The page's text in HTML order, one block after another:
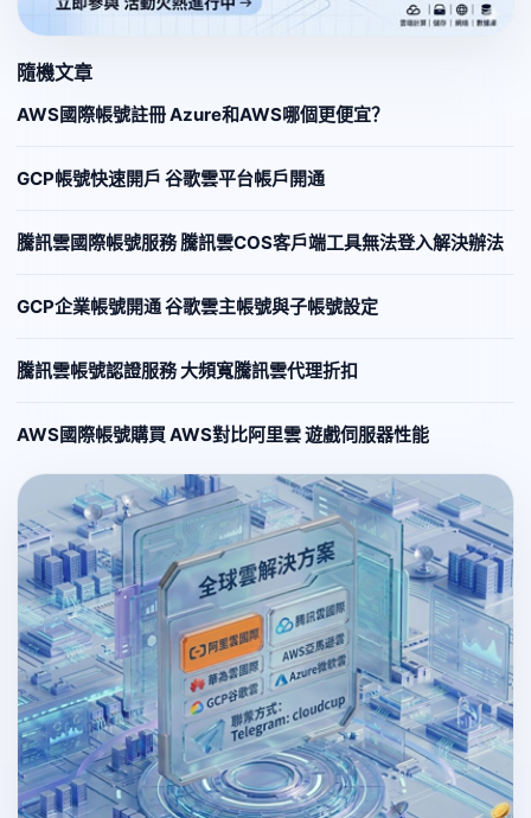
隨機文章
AWS國際帳號註冊 Azure和AWS哪個更便宜？
GCP帳號快速開戶 谷歌雲平台帳戶開通
騰訊雲國際帳號服務 騰訊雲COS客戶端工具無法登入解決辦法
GCP企業帳號開通 谷歌雲主帳號與子帳號設定
騰訊雲帳號認證服務 大頻寬騰訊雲代理折扣
AWS國際帳號購買 AWS對比阿里雲 遊戲伺服器性能